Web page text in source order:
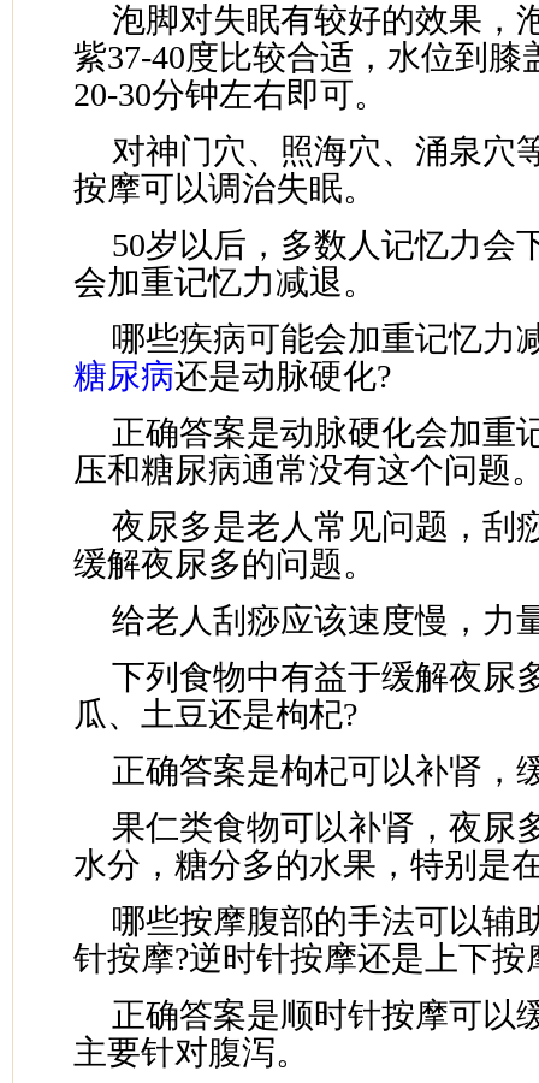
泡脚对失眠有较好的效果，
紫37-40度比较合适，水位到膝
20-30分钟左右即可。
对神门穴、照海穴、涌泉穴
按摩可以调治失眠。
50岁以后，多数人记忆力会
会加重记忆力减退。
哪些疾病可能会加重记忆力
糖尿病还是动脉硬化?
正确答案是动脉硬化会加重
压和糖尿病通常没有这个问题
夜尿多是老人常见问题，刮
缓解夜尿多的问题。
给老人刮痧应该速度慢，力
下列食物中有益于缓解夜尿
瓜、土豆还是枸杞?
正确答案是枸杞可以补肾，
果仁类食物可以补肾，夜尿
水分，糖分多的水果，特别是
哪些按摩腹部的手法可以辅
针按摩?逆时针按摩还是上下按
正确答案是顺时针按摩可以
主要针对腹泻。